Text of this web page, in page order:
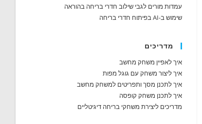
עמדות מורים לגבי שילוב חדרי בריחה בהוראה
שימוש ב-AI בפיתוח חדרי בריחה
מדריכים
איך לאפיין משחק מחשב
איך ליצור משחק עם גוגל מפות
איך לתכנן מסך ותפריטים למשחק מחשב
איך לתכנן משחק קופסה
מדריכים ליצירת משחקי בריחה דיגיטליים